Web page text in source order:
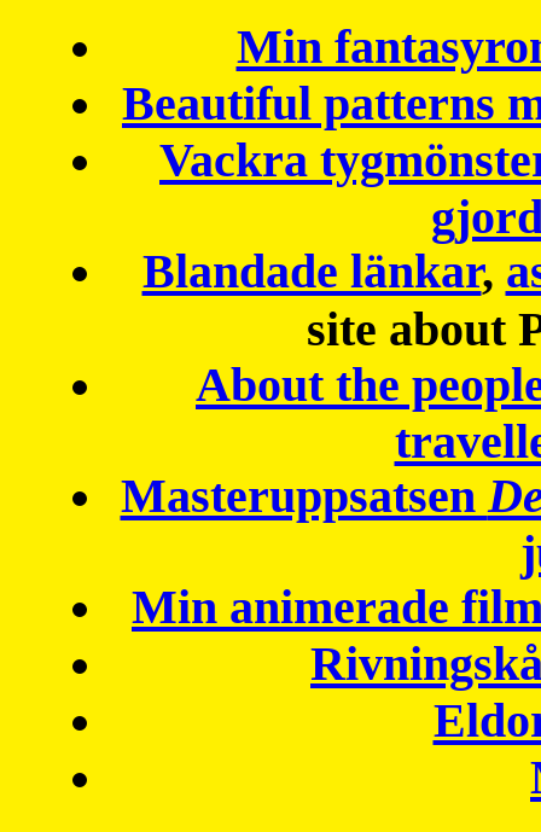
Min
Beautiful patterns
Vackra
Blandade länkar,
site about
About the
Masteruppsatsen
Min animerade